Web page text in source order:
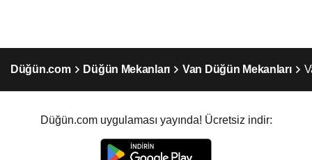
Düğün.com Düğün Mekanları Van Düğün Mekanları
Düğün.com uygulaması yayında! Ücretsiz indir: